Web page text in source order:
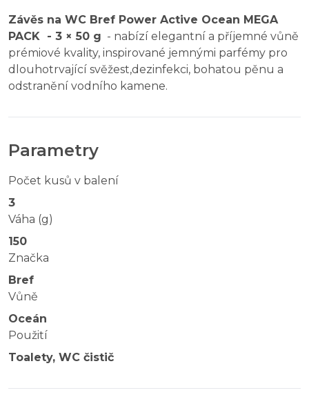
Závěs na WC Bref Power Active Ocean MEGA
PACK - 3 × 50 g - nabízí elegantní a příjemné vůně
prémiové kvality, inspirované jemnými parfémy pro
dlouhotrvající svěžest,dezinfekci, bohatou pěnu a
odstranění vodního kamene.
Parametry
Počet kusů v balení
3
Váha (g)
150
Značka
Bref
Vůně
Oceán
Použití
Toalety, WC čistič